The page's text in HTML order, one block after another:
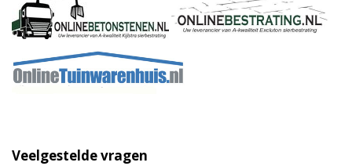
Veelgestelde vragen